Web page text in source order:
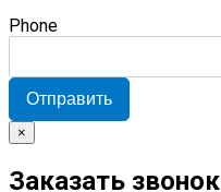
Phone
Отправить
×
Заказать звонок